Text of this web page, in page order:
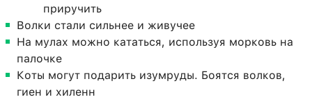
приручить
Волки стали сильнее и живучее
На мулах можно кататься, используя морковь на
палочке
Коты могут подарить изумруды. Боятся волков,
гиен и хиленн